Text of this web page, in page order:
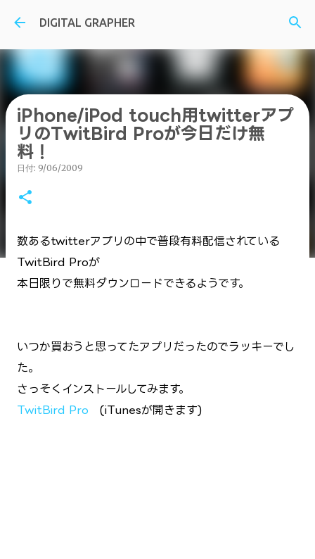
スキップしてメイン コンテンツに移動
DIGITAL GRAPHER
iPhone/iPod touch用twitterアプ
リのTwitBird Proが今日だけ無
料！
日付: 9/06/2009
数あるtwitterアプリの中で普段有料配信されている
TwitBird Proが
本日限りで無料ダウンロードできるようです。
いつか買おうと思ってたアプリだったのでラッキーでし
た。
さっそくインストールしてみます。
TwitBird Pro (iTunesが開きます)